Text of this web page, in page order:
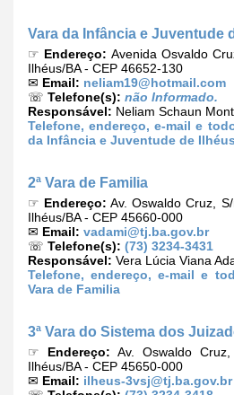
Vara da Infância e Juventude
☞ Endereço: Avenida Osvaldo
Ilhéus/BA - CEP 46652-130
✉ Email: neliam19@hotmail.com
☏ Telefone(s): não Informado.
Responsável: Neliam Schaun
Telefone, endereço, e-mail e
da Infância e Juventude de Ilhéus
2ª Vara de Familia
☞ Endereço: Av. Oswaldo Cruz,
Ilhéus/BA - CEP 45660-000
✉ Email: vadami@tj.ba.gov.br
☏ Telefone(s): (73) 3234-3431
Responsável: Vera Lúcia Viana
Telefone, endereço, e-mail e
Vara de Familia
3ª Vara do Sistema dos
☞ Endereço: Av. Oswaldo
Ilhéus/BA - CEP 45650-000
✉ Email: ilheus-3vsj@tj.ba.gov.br